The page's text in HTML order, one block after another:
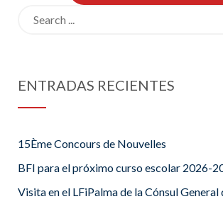
ENTRADAS RECIENTES
15Ème Concours de Nouvelles
BFI para el próximo curso escolar 2026-
Visita en el LFiPalma de la Cónsul General